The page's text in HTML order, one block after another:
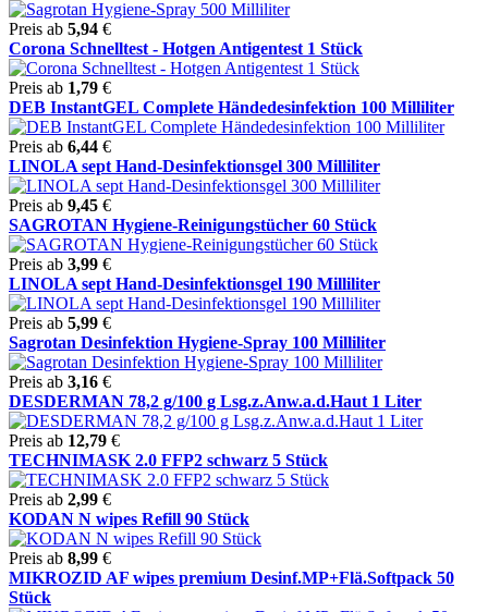
Preis ab 5,94 €
Corona Schnelltest - Hotgen Antigentest 1 Stück
Preis ab 1,79 €
DEB InstantGEL Complete Händedesinfektion 100 Milliliter
Preis ab 6,44 €
LINOLA sept Hand-Desinfektionsgel 300 Milliliter
Preis ab 9,45 €
SAGROTAN Hygiene-Reinigungstücher 60 Stück
Preis ab 3,99 €
LINOLA sept Hand-Desinfektionsgel 190 Milliliter
Preis ab 5,99 €
Sagrotan Desinfektion Hygiene-Spray 100 Milliliter
Preis ab 3,16 €
DESDERMAN 78,2 g/100 g Lsg.z.Anw.a.d.Haut 1 Liter
Preis ab 12,79 €
TECHNIMASK 2.0 FFP2 schwarz 5 Stück
Preis ab 2,99 €
KODAN N wipes Refill 90 Stück
Preis ab 8,99 €
MIKROZID AF wipes premium Desinf.MP+Flä.Softpack 50
Stück